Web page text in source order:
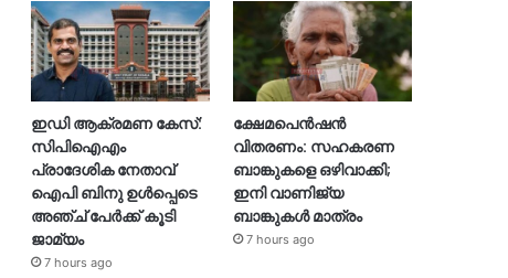
ഇഡി ആക്രമണ കേസ്:
സിപിഐഎം
പ്രാദേശിക നേതാവ്
ഐപി ബിനു ഉൾപ്പെടെ
അഞ്ച് പേർക്ക് കൂടി
ജാമ്യം
7 hours ago
ക്ഷേമപെൻഷൻ
വിതരണം: സഹകരണ
ബാങ്കുകളെ ഒഴിവാക്കി;
ഇനി വാണിജ്യ
ബാങ്കുകൾ മാത്രം
7 hours ago